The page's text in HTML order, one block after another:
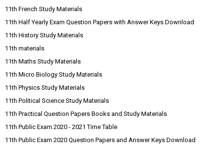
11th French Study Materials
11th Half Yearly Exam Question Papers with Answer Keys Download
11th History Study Materials
11th materials
11th Maths Study Materials
11th Micro Biology Study Materials
11th Physics Study Materials
11th Political Science Study Materials
11th Practical Question Papers Books and Study Materials
11th Public Exam 2020 - 2021 Time Table
11th Public Exam 2020 Question Papers and Answer Keys Download